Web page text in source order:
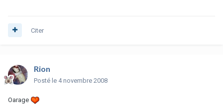
Citer
Rion
Posté le 4 novembre 2008
Oarage